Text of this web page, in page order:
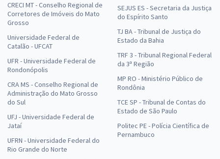
CRECI MT - Conselho Regional de
Corretores de Imóveis do Mato
Grosso
Universidade Federal de
Catalão - UFCAT
UFR - Universidade Federal de
Rondonópolis
CRA MS - Conselho Regional de
Administração do Mato Grosso
do Sul
UFJ - Universidade Federal de
Jataí
UFRN - Universidade Federal do
Rio Grande do Norte
SEJUS ES - Secretaria da Justiça
do Espírito Santo
TJ BA - Tribunal de Justiça do
Estado da Bahia
TRF 3 - Tribunal Regional Federal
da 3ª Região
MP RO - Ministério Público de
Rondônia
TCE SP - Tribunal de Contas do
Estado de São Paulo
Politec PE - Polícia Científica de
Pernambuco